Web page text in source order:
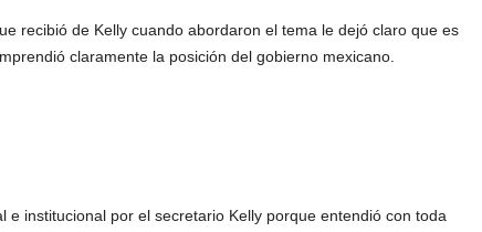
recibió de Kelly cuando abordaron el tema le dejó claro que es
claramente la posición del gobierno mexicano.
e institucional por el secretario Kelly porque entendió con toda